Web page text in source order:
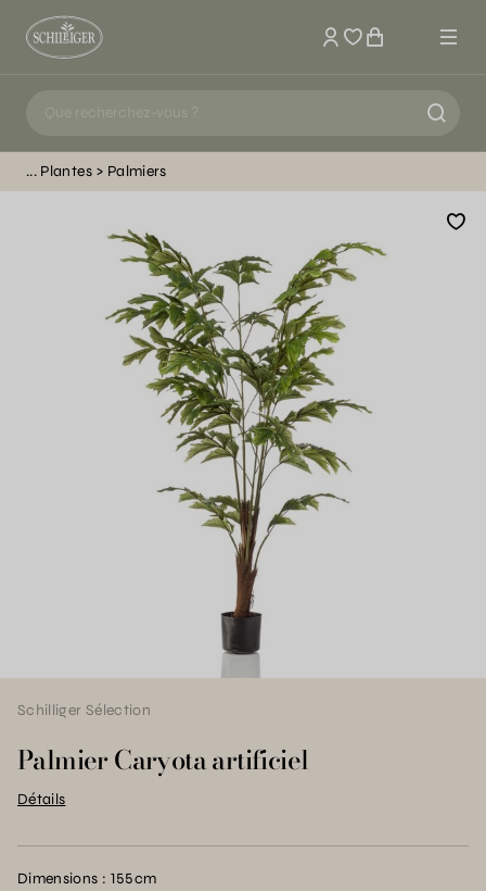
Mon compte
Plantes Palmiers
Schilliger Sélection
Palmier Caryota artificiel
Détails
Dimensions : 155cm